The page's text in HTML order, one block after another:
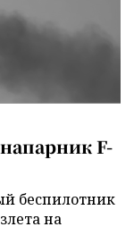
F-
беспилотник
на